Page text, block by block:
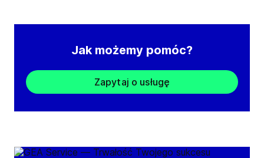
Jak możemy pomóc?
Zapytaj o usługę